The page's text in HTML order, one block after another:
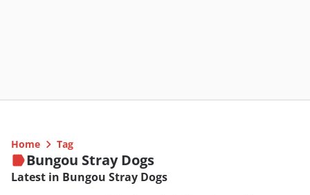
Home Tag
Bungou Stray Dogs
Latest in Bungou Stray Dogs